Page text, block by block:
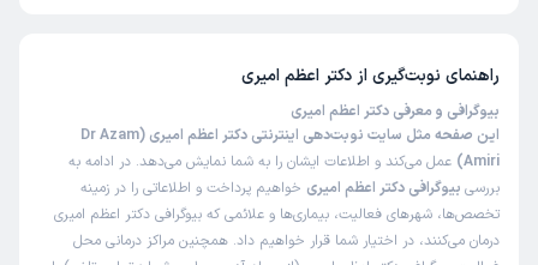
زمان انتظار:0-15 دقیقه
عالی
ساناز
نوبت مطب از دکترتو
1404/12/06
راهنمای نوبت‌گیری از دکتر اعظم امیری
بیوگرافی و معرفی دکتر اعظم امیری
این صفحه مثل سایت نوبت‌دهی اینترنتی دکتر اعظم امیری (Dr Azam
Amiri) عمل می‌کند و اطلاعات ایشان را به شما نمایش می‌دهد. در ادامه به
بررسی بیوگرافی دکتر اعظم امیری خواهیم پرداخت و اطلاعاتی را در زمینه
تخصص‌ها، شهرهای فعالیت، بیماری‌ها و علائمی که بیوگرافی دکتر اعظم امیری
درمان می‌کنند، در اختیار شما قرار خواهیم داد. همچنین مراکز درمانی محل